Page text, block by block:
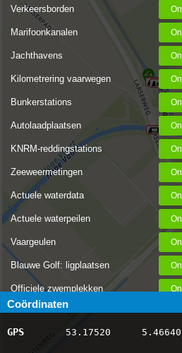
Verkeersborden
Marifoonkanalen
Jachthavens
Kilometrering vaarwegen
Bunkerstations
Autolaadplaatsen
KNRM-reddingstations
Zeeweermetingen
Actuele waterdata
Actuele waterpeilen
Vaargeulen
Blauwe Golf: ligplaatsen
Officiele zwemplekken
Stremmingen/hinder
AIS scheepsposities
Coördinaten
GPS 53.17520 5.46640